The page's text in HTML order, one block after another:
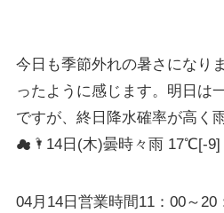
今日も季節外れの暑さになり
ったように感じます。明日は
ですが、終日降水確率が高く
☁🌂14日(木)曇時々雨 17℃[-
04月14日営業時間11：00～20